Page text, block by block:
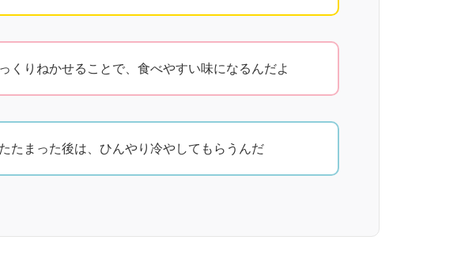
くりねかせることで、食べやすい味になるんだよ
たまった後は、ひんやり冷やしてもらうんだ